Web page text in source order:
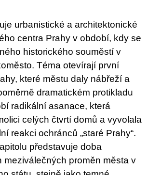
urbanistické a architektonické
centra Prahy v období, kdy se
historického souměstí v
Téma otevírají první
které městu daly nábřeží a
dramatickém protikladu
radikální asanace, která
celých čtvrtí domů a vyvolala
reakci ochránců „staré Prahy“.
představuje doba
meziválečných proměn města v